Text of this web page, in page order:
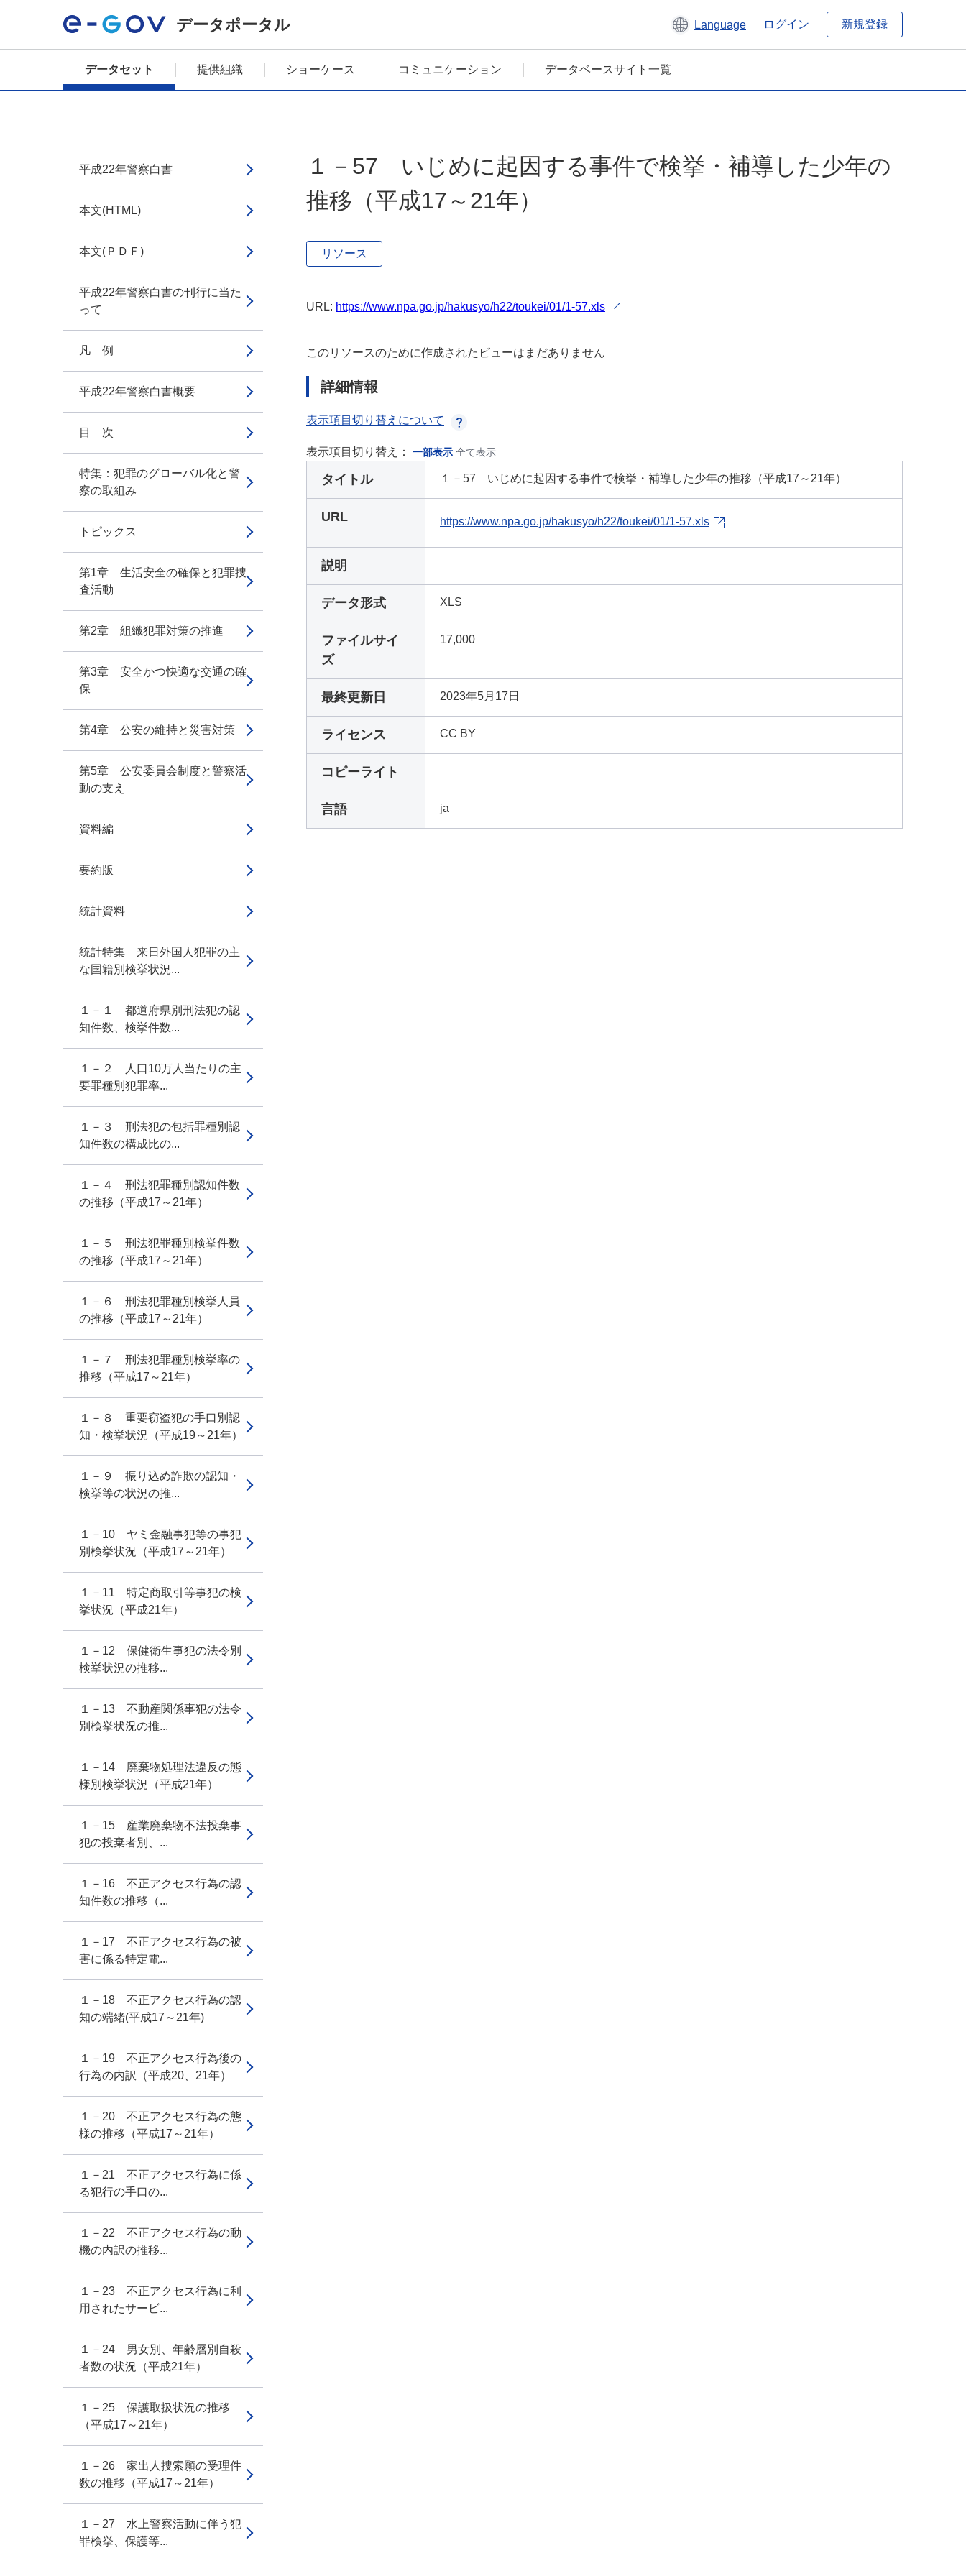
データポータル Language ログイン 新規登録
データセット 提供組織 ショーケース コミュニケーション データベースサイト一覧
平成22年警察白書
本文(HTML)
本文(ＰＤＦ)
平成22年警察白書の刊行に当た
って
凡 例
平成22年警察白書概要
目 次
特集：犯罪のグローバル化と警
察の取組み
トピックス
第1章 生活安全の確保と犯罪捜
査活動
第2章 組織犯罪対策の推進
第3章 安全かつ快適な交通の確
保
第4章 公安の維持と災害対策
第5章 公安委員会制度と警察活
動の支え
資料編
要約版
統計資料
統計特集 来日外国人犯罪の主
な国籍別検挙状況...
１－１ 都道府県別刑法犯の認
知件数、検挙件数...
１－２ 人口10万人当たりの主
要罪種別犯罪率...
１－３ 刑法犯の包括罪種別認
知件数の構成比の...
１－４ 刑法犯罪種別認知件数
の推移（平成17～21年）
１－５ 刑法犯罪種別検挙件数
の推移（平成17～21年）
１－６ 刑法犯罪種別検挙人員
の推移（平成17～21年）
１－７ 刑法犯罪種別検挙率の
推移（平成17～21年）
１－８ 重要窃盗犯の手口別認
知・検挙状況（平成19～21年）
１－９ 振り込め詐欺の認知・
検挙等の状況の推...
１－10 ヤミ金融事犯等の事犯
別検挙状況（平成17～21年）
１－11 特定商取引等事犯の検
挙状況（平成21年）
１－12 保健衛生事犯の法令別
検挙状況の推移...
１－13 不動産関係事犯の法令
別検挙状況の推...
１－14 廃棄物処理法違反の態
様別検挙状況（平成21年）
１－15 産業廃棄物不法投棄事
犯の投棄者別、...
１－16 不正アクセス行為の認
知件数の推移（...
１－17 不正アクセス行為の被
害に係る特定電...
１－18 不正アクセス行為の認
知の端緒(平成17～21年)
１－19 不正アクセス行為後の
行為の内訳（平成20、21年）
１－20 不正アクセス行為の態
様の推移（平成17～21年）
１－21 不正アクセス行為に係
る犯行の手口の...
１－22 不正アクセス行為の動
機の内訳の推移...
１－23 不正アクセス行為に利
用されたサービ...
１－24 男女別、年齢層別自殺
者数の状況（平成21年）
１－25 保護取扱状況の推移
（平成17～21年）
１－26 家出人捜索願の受理件
数の推移（平成17～21年）
１－27 水上警察活動に伴う犯
罪検挙、保護等...
１－57 いじめに起因する事件で検挙・補導した少年の
推移（平成17～21年）
リソース
URL: https://www.npa.go.jp/hakusyo/h22/toukei/01/1-57.xls
このリソースのために作成されたビューはまだありません
詳細情報
表示項目切り替えについて
表示項目切り替え： 一部表示 全て表示
タイトル １－57 いじめに起因する事件で検挙・補導した少年の推移（平成17～21年）
URL https://www.npa.go.jp/hakusyo/h22/toukei/01/1-57.xls
説明
データ形式 XLS
ファイルサイ
ズ
17,000
最終更新日 2023年5月17日
ライセンス CC BY
コピーライト
言語 ja